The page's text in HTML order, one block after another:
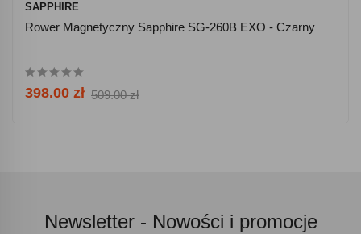
SAPPHIRE
Rower Magnetyczny Sapphire SG-260B EXO - Czarny
398.00 zł 509.00 zł
Newsletter - Nowości i promocje